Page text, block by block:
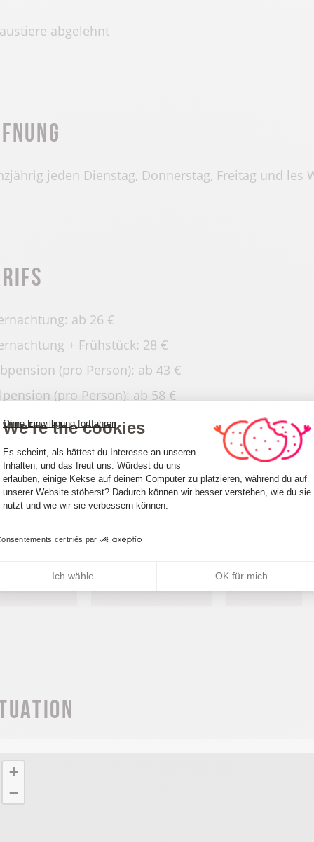
abgelehnt
jeden Dienstag, Donnerstag, Freitag und les
ab 26 €
+ Frühstück: 28 €
(pro Person): ab 43 €
(pro Person): ab 58 €
0,55 €.
ist nicht inbegriffen.
de paiement
Bar
+
−
Ohne Einwilligung fortfahren
We're the cookies
Einwilligungsmanagementplattform:
Es scheint, als hättest du Interesse an unseren
Inhalten, und das freut uns. Würdest du uns
erlauben, einige Kekse auf deinem Computer zu platzieren, während du auf
unserer Website stöberst? Dadurch können wir besser verstehen, wie du sie
nutzt und wie wir sie verbessern können.
certifiés par
Ich wähle OK für mich
Axeptio consent